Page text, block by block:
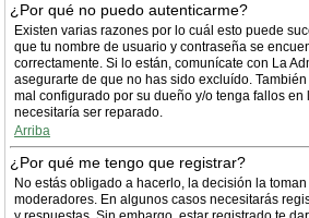
¿Por qué no puedo autenticarme?
Existen varias razones por lo cuál esto puede
que tu nombre de usuario y contraseña se
correctamente. Si lo están, comunícate con La
asegurarte de que no has sido excluído.
mal configurado por su dueño y/o tenga fallos
necesitaría ser reparado.
Arriba
¿Por qué me tengo que registrar?
No estás obligado a hacerlo, la decisión la
moderadores. En algunos casos necesitarás